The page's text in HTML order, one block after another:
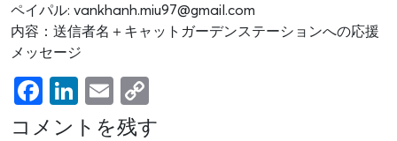
ペイパル: vankhanh.miu97@gmail.com
内容：送信者名＋キャットガーデンステーションへの応援
メッセージ
Facebook
LinkedIn
Email
Link
コメントを残す